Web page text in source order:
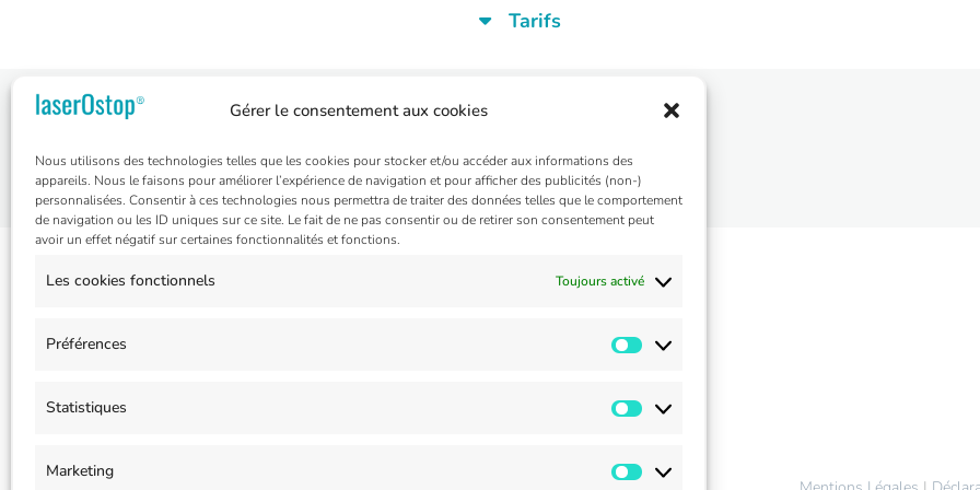
Gérer le consentement aux cookies
Nous utilisons des technologies telles que les cookies pour stocker et/ou accéder aux informations des
appareils. Nous le faisons pour améliorer l’expérience de navigation et pour afficher des publicités (non-)
personnalisées. Consentir à ces technologies nous permettra de traiter des données telles que le comportement
de navigation ou les ID uniques sur ce site. Le fait de ne pas consentir ou de retirer son consentement peut
avoir un effet négatif sur certaines fonctionnalités et fonctions.
Les cookies fonctionnels Toujours activé
Préférences
Statistiques
Marketing
Tarifs
Prendre rendez-vous | Centre anti tabac Charleroi
Nos clients recommandent